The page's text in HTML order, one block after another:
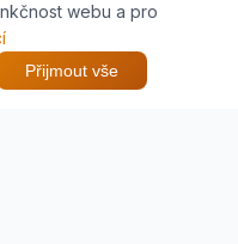
webu a pro
Přijmout vše